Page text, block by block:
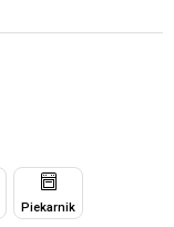
Piekarnik